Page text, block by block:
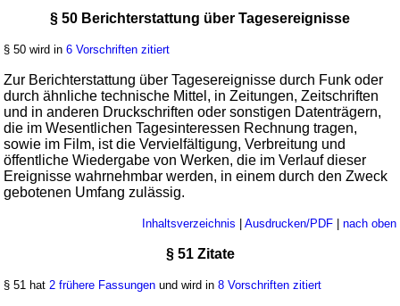
§ 50 Berichterstattung über Tagesereignisse
§ 50 wird in6 Vorschriften zitiert
Zur Berichterstattung über Tagesereignisse durch Funk oder
durch ähnliche technische Mittel, in Zeitungen, Zeitschriften
und in anderen Druckschriften oder sonstigen Datenträgern,
die im Wesentlichen Tagesinteressen Rechnung tragen,
sowie im Film, ist die Vervielfältigung, Verbreitung und
öffentliche Wiedergabe von Werken, die im Verlauf dieser
Ereignisse wahrnehmbar werden, in einem durch den Zweck
gebotenen Umfang zulässig.
Inhaltsverzeichnis | Ausdrucken/PDF| nach oben
§ 51 Zitate
§ 51 hat 2 frühere Fassungen und wird in8 Vorschriften zitiert